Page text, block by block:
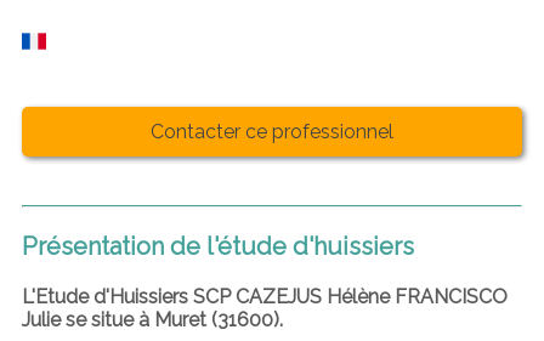
Contacter ce professionnel
Présentation de l'étude d'huissiers
L'Etude d'Huissiers SCP CAZEJUS Hélène FRANCISCO
Julie se situe à Muret (31600).